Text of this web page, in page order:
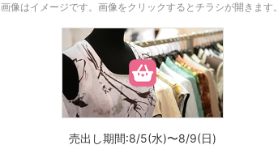
画像はイメージです。 画像をクリックするとチラシが開きます。
売出し期間:8/5(水)〜8/9(日)